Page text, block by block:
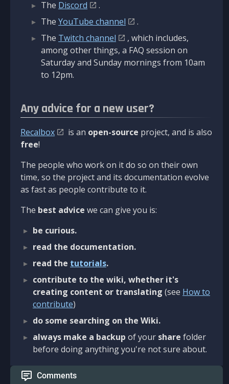
The Discord
.
The YouTube channel
.
The Twitch channel
, which includes,
among other things, a FAQ session on
Saturday and Sunday mornings from 10am
to 12pm.
Any advice for a new user?
Recalbox is an open-source project, and is also
free!
The people who work on it do so on their own
time, so the project and its documentation evolve
as fast as people contribute to it.
The best advice we can give you is:
be curious.
read the documentation.
read the tutorials.
contribute to the wiki, whether it's
creating content or translating (see How to
contribute)
do some searching on the Wiki.
always make a backup of your share folder
before doing anything you're not sure about.
Comments